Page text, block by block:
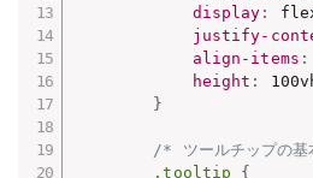
display :
justify-
align-items :
height :
}
/* ツールチップの
.tooltip
{